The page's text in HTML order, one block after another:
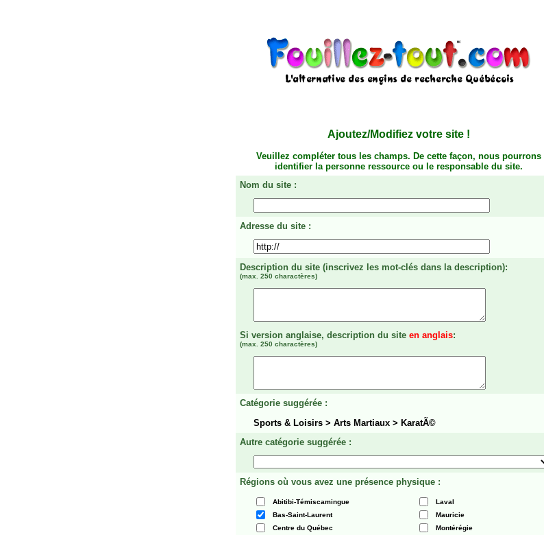
Ajoutez/Modifiez votre site !
Veuillez compléter tous les champs. De cette façon, nous pourrons
identifier la personne ressource ou le responsable du site.
Nom du site :
Adresse du site :
Description du site (inscrivez les mot-clés dans la description):
(max. 250 charactères)
Si version anglaise, description du site en anglais:
(max. 250 charactères)
Catégorie suggérée :
Sports & Loisirs > Arts Martiaux > KaratÃ©
Autre catégorie suggérée :
Régions où vous avez une présence physique :
Abitibi-Témiscamingue
Laval
Bas-Saint-Laurent
Mauricie
Centre du Québec
Montérégie